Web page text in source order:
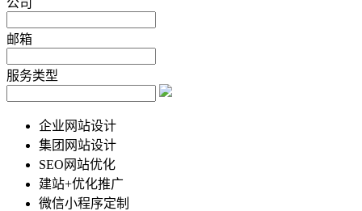
邮箱
服务类型
企业网站设计
集团网站设计
SEO网站优化
建站+优化推广
微信小程序定制